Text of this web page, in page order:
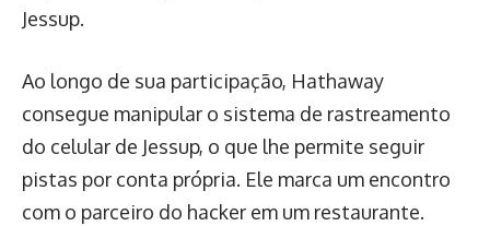
Jessup.
Ao longo de sua participação, Hathaway
consegue manipular o sistema de rastreamento
do celular de Jessup, o que lhe permite seguir
pistas por conta própria. Ele marca um encontro
com o parceiro do hacker em um restaurante.